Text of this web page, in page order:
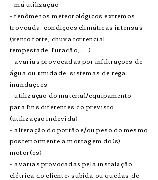
- má utilização
- fenômenos meteorológicos extremos,
trovoada, condições climáticas intensas
(vento forte, chuva torrencial,
tempestade, furacão, ... )
- avarias provocadas por infiltrações de
água ou umidade, sistemas de rega,
inundações
- utilização do material/equipamento
para fins diferentes do previsto
(utilização indevida)
- alteração do portão e/ou peso do mesmo
posteriormente a montagem do(s)
motor(es)
- avarias provocadas pela instalação
elétrica do cliente: subida ou quedas de